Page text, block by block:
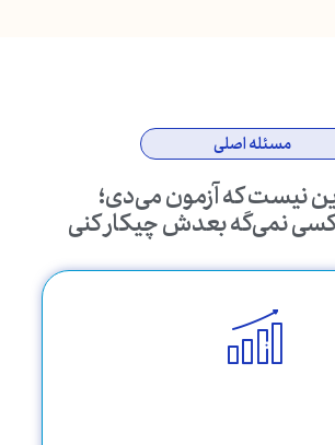
مسئله اصلی
نیست که آزمون می‌دی؛
نمی‌گه بعدش چیکار کنی